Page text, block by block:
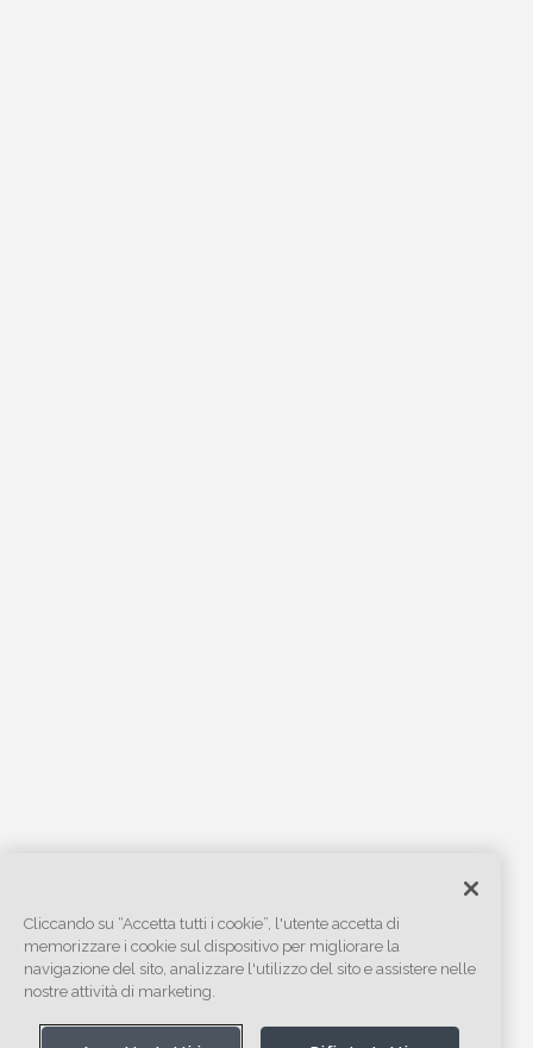
Cliccando su “Accetta tutti i cookie”, l'utente accetta di
memorizzare i cookie sul dispositivo per migliorare la
navigazione del sito, analizzare l'utilizzo del sito e assistere nelle
nostre attività di marketing.